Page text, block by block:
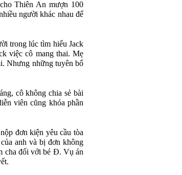
Thiên An mượn 100
người khác nhau để
trong lúc tìm hiểu Jack
việc cô mang thai. Mẹ
Nhưng những tuyên bố
cô không chia sẻ bài
viên cũng khóa phần
đơn kiện yêu cầu tòa
anh và bị đơn không
cha đối với bé Đ. Vụ án